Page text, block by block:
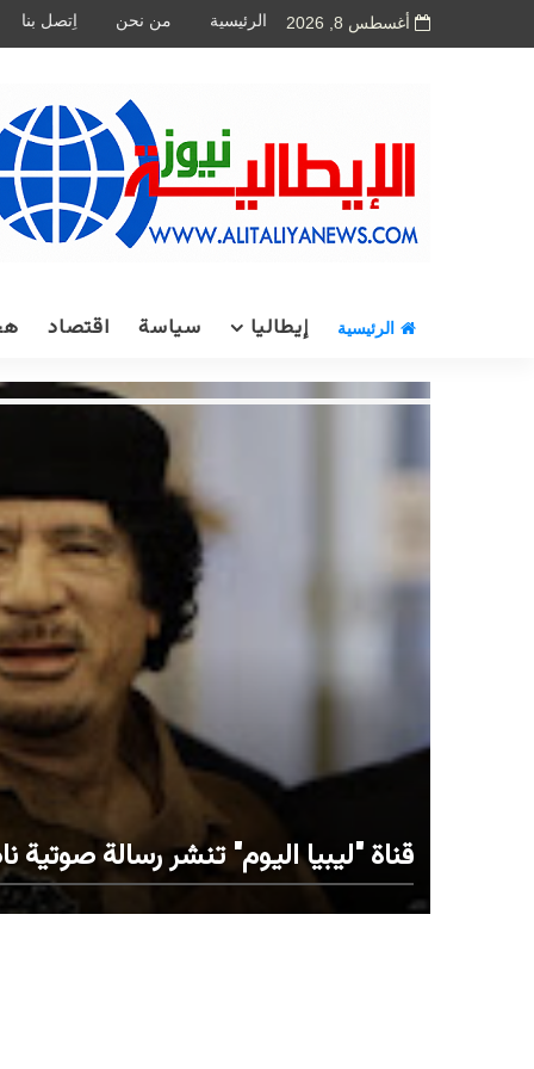
أغسطس 8, 2026 الرئيسية من نحن اِتصل بنا
الرئيسية إيطاليا سياسة اقتصاد
قناة "ليبيا اليوم" تنشر رسالة صوتية